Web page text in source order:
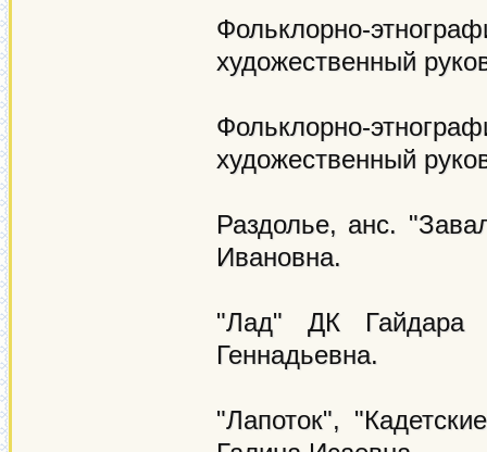
Фольклорно-
художественный
Фольклорно-
художественный
Раздолье, анс.
Ивановна.
"Лад" ДК Гайдара
Геннадьевна.
"Лапоток",